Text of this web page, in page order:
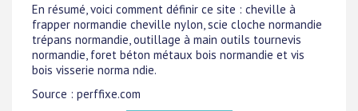
En résumé, voici comment définir ce site : cheville à
frapper normandie cheville nylon, scie cloche normandie
trépans normandie, outillage à main outils tournevis
normandie, foret béton métaux bois normandie et vis
bois visserie norma ndie.
Source : perffixe.com